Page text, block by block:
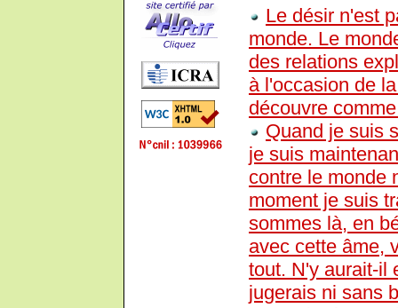
Le désir n'est
monde. Le
des relations
à l'occasion de
découvre
Quand je suis
je suis
contre le monde
moment je suis
sommes là, en
avec cette âme,
tout. N'y aurait-il
jugerais ni sans